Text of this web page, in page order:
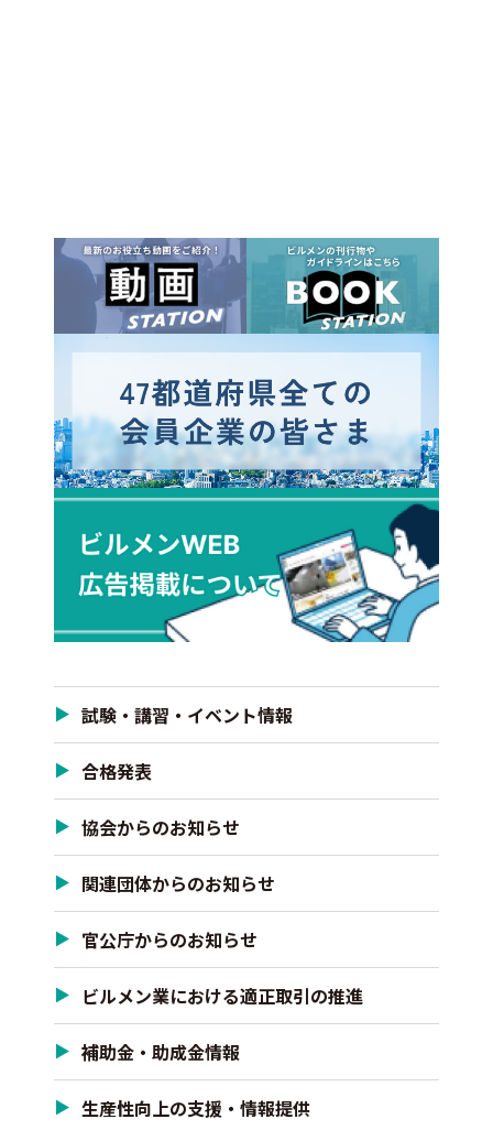
試験・講習・イベント情報
合格発表
協会からのお知らせ
関連団体からのお知らせ
官公庁からのお知らせ
ビルメン業における適正取引の推進
補助金・助成金情報
生産性向上の支援・情報提供